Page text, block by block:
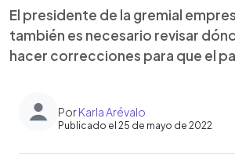
El presidente de la gremial
también es necesario revisar
hacer correcciones para que el
PorKarla Arévalo
Publicado el 25 de mayo de 2022